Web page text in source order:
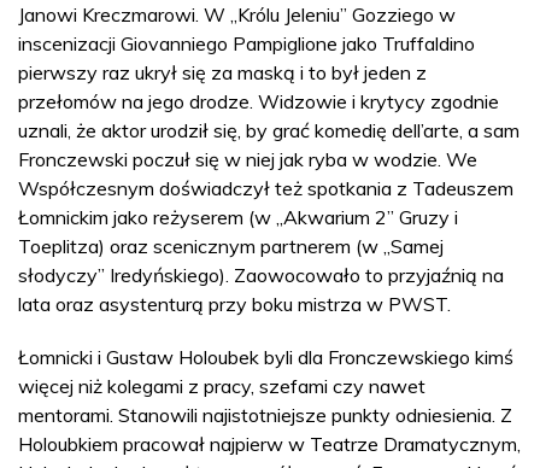
Janowi Kreczmarowi. W „Królu Jeleniu” Gozziego w
inscenizacji Giovanniego Pampiglione jako Truffaldino
pierwszy raz ukrył się za maską i to był jeden z
przełomów na jego drodze. Widzowie i krytycy zgodnie
uznali, że aktor urodził się, by grać komedię dell’arte, a sam
Fronczewski poczuł się w niej jak ryba w wodzie. We
Współczesnym doświadczył też spotkania z Tadeuszem
Łomnickim jako reżyserem (w „Akwarium 2” Gruzy i
Toeplitza) oraz scenicznym partnerem (w „Samej
słodyczy” Iredyńskiego). Zaowocowało to przyjaźnią na
lata oraz asystenturą przy boku mistrza w PWST.
Łomnicki i Gustaw Holoubek byli dla Fronczewskiego kimś
więcej niż kolegami z pracy, szefami czy nawet
mentorami. Stanowili najistotniejsze punkty odniesienia. Z
Holoubkiem pracował najpierw w Teatrze Dramatycznym,